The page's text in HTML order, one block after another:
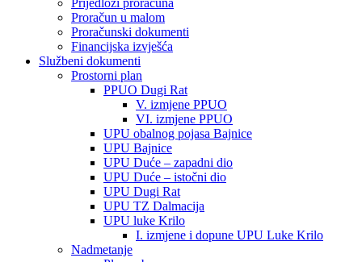
Prijedlozi proračuna
Proračun u malom
Proračunski dokumenti
Financijska izvješća
Službeni dokumenti
Prostorni plan
PPUO Dugi Rat
V. izmjene PPUO
VI. izmjene PPUO
UPU obalnog pojasa Bajnice
UPU Bajnice
UPU Duće – zapadni dio
UPU Duće – istočni dio
UPU Dugi Rat
UPU TZ Dalmacija
UPU luke Krilo
I. izmjene i dopune UPU Luke Krilo
Nadmetanje